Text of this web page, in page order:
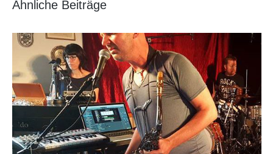
Ähnliche Beiträge